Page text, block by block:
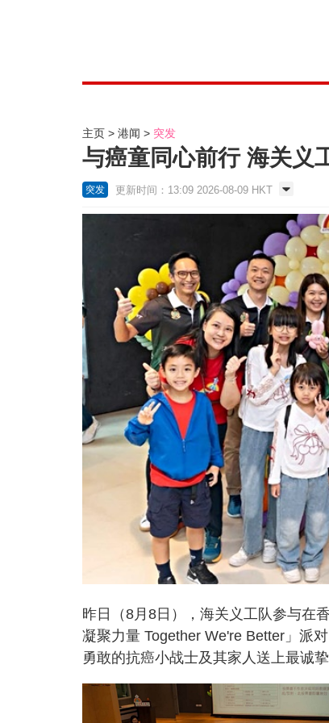
主页 港闻 突发
与癌童同心前行 海关义
突发 更新时间：13:09 2026-08-09 HKT
昨日（8月8日），海关义工队参与在
凝聚力量 Together We're Better」派
勇敢的抗癌小战士及其家人送上最诚挚